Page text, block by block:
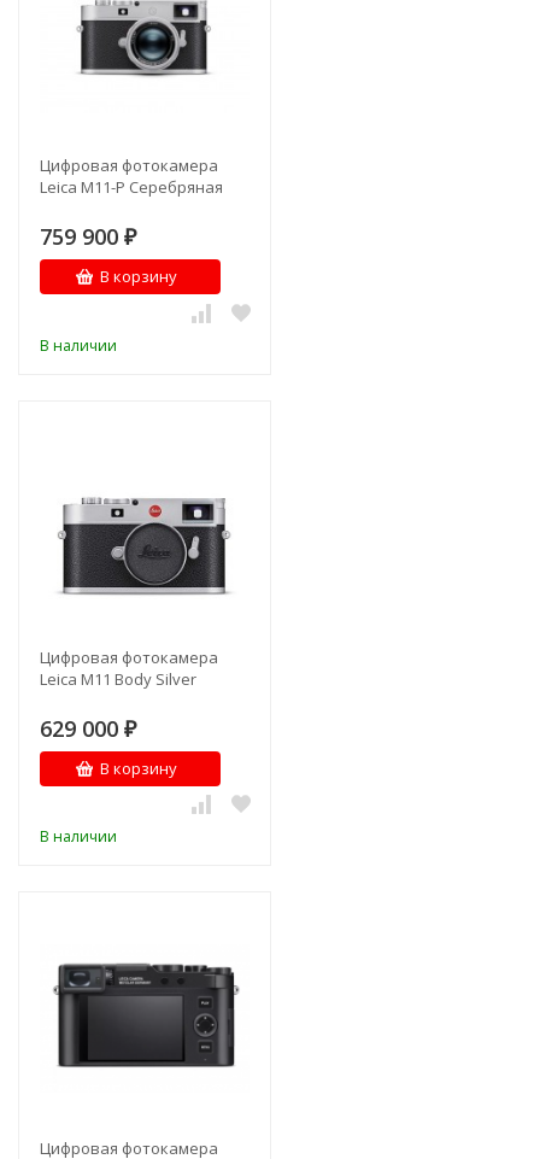
Цифровая фотокамера
Leica M11-P Cеребряная
759 900 ₽
В корзину
В наличии
Цифровая фотокамера
Leica M11 Body Silver
629 000 ₽
В корзину
В наличии
Цифровая фотокамера